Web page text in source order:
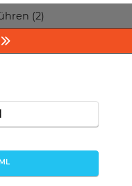
(2)
ML